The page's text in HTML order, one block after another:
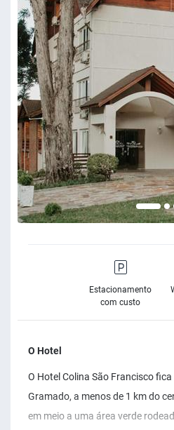
Estacionamento
com custo
O Hotel
O Hotel Colina São Francisco
Gramado, a menos de 1 km do
em meio a uma área verde